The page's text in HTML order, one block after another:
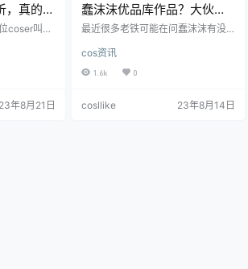
，真的是
coser叫做
来自重庆
表现出了
23年8月21日
蠢沫沫优品库作品？大伙可
能是有所误会啊！
最近很多老铁可能在问蠢沫沫有没
能大伙有所误会啊。虽然蠢沫沫现
在目前有出200多部作品，但是没有
哈。 在二次元.
cos资讯
1.6k 0
cosllike 23年8月14日